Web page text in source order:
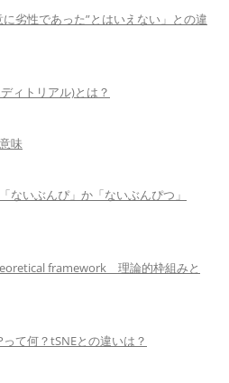
劣性であった”とはいえない」との違
ィトリアル)とは？
味
ないぶんぴ」か「ないぶんぴつ」
framework 理論的枠組みと
て何？tSNEとの違いは？